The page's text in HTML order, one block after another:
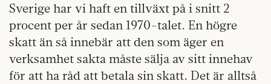
Sverige har vi haft en tillväxt på i snitt 2
procent per år sedan 1970-talet. En högre
skatt än så innebär att den som äger en
verksamhet sakta måste sälja av sitt innehav
för att ha råd att betala sin skatt. Det är alltså